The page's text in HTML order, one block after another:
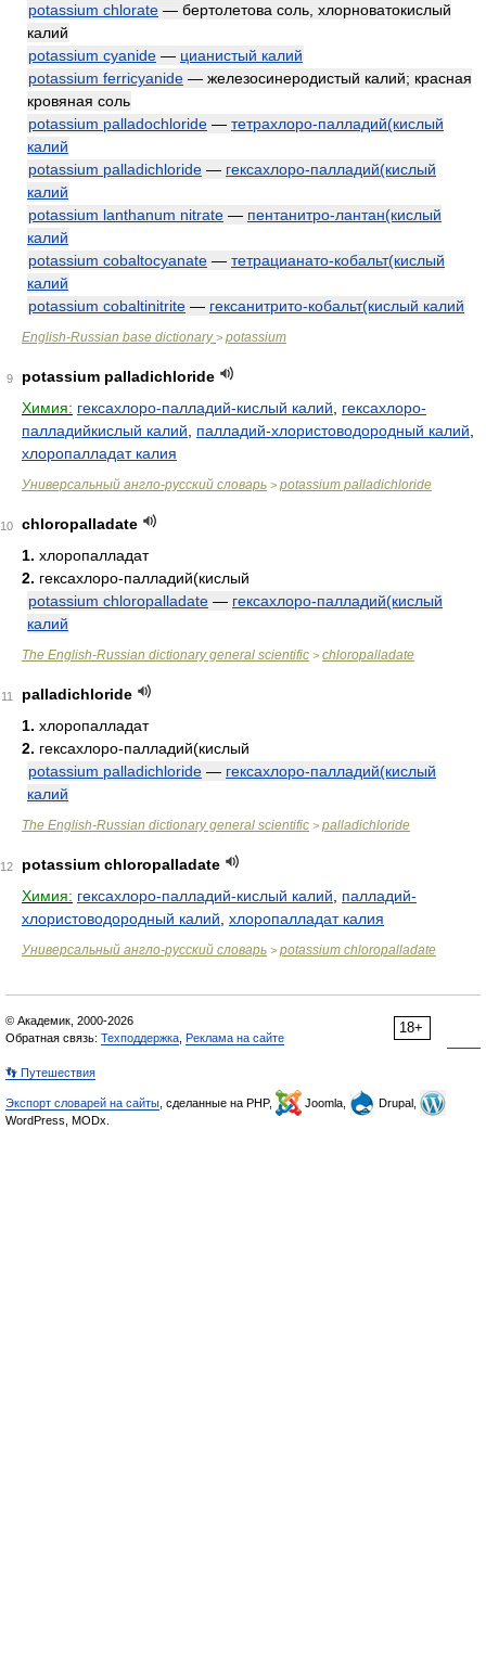
potassium chlorate — бертолетова соль, хлорноватокислый
калий
potassium cyanide — цианистый калий
potassium ferricyanide — железосинеродистый калий; красная
кровяная соль
potassium palladochloride — тетрахлоро-палладий(кислый
калий
potassium palladichloride — гексахлоро-палладий(кислый
калий
potassium lanthanum nitrate — пентанитро-лантан(кислый
калий
potassium cobaltocyanate — тетрацианато-кобальт(кислый
калий
potassium cobaltinitrite — гексанитрито-кобальт(кислый калий
English-Russian base dictionary> potassium
9
potassium palladichloride
Химия: гексахлоро-палладий-кислый калий
гексахлоро-
палладийкислый калий
палладий-хлористоводородный калий
хлоропалладат калия
Универсальный англо-русский словарь > potassium palladichloride
10
chloropalladate
1. хлоропалладат
2. гексахлоро-палладий(кислый
potassium chloropalladate — гексахлоро-палладий(кислый
калий
The English-Russian dictionary general scientific > chloropalladate
11
palladichloride
1. хлоропалладат
2. гексахлоро-палладий(кислый
potassium palladichloride — гексахлоро-палладий(кислый
калий
The English-Russian dictionary general scientific > palladichloride
12
potassium chloropalladate
Химия: гексахлоро-палладий-кислый калий
палладий-
хлористоводородный калий хлоропалладат калия
Универсальный англо-русский словарь > potassium chloropalladate
18+
© Академик, 2000-2026
Обратная связь: Техподдержка Реклама на сайте
👣 Путешествия
Экспорт словарей на сайты , сделанные на PHP, Joomla,
Drupal,
WordPress, MODx.